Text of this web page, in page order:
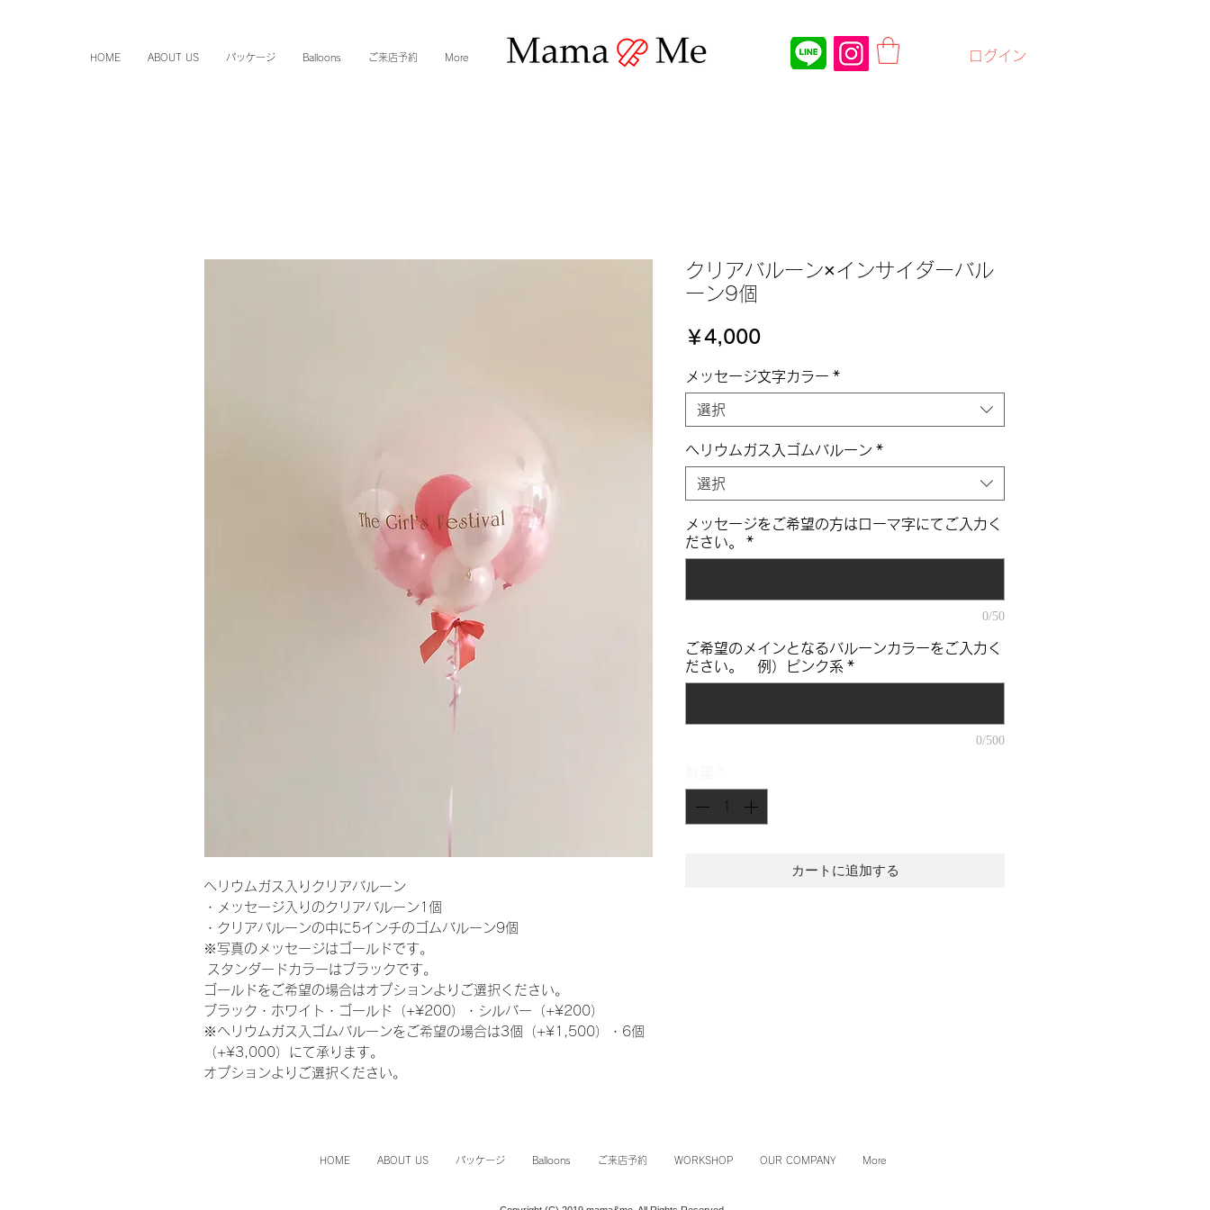
HOME ABOUT US パッケージ Balloons ご来店予約 More ログイン
ヘリウムガス入りクリアバルーン
・メッセージ入りのクリアバルーン1個
・クリアバルーンの中に5インチのゴムバルーン9個
※写真のメッセージはゴールドです。
スタンダードカラーはブラックです。
ゴールドをご希望の場合はオプションよりご選択ください。
ブラック・ホワイト・ゴールド（+¥200）・シルバー（+¥200）
※ヘリウムガス入ゴムバルーンをご希望の場合は3個（+¥1,500）・6個
（+¥3,000）にて承ります。
オプションよりご選択ください。
クリアバルーン×インサイダーバル
ーン9個
￥4,000価
メッセージ文字カラー *
選択
ヘリウムガス入ゴムバルーン *
選択
メッセージをご希望の方はローマ字にてご入力く
ださい。
*
0/50
ご希望のメインとなるバルーンカラーをご入力く
ださい。 例）ピンク系 *
0/500
カートに追加する
HOME ABOUT US パッケージ Balloons ご来店予約 WORKSHOP OUR COMPANY More